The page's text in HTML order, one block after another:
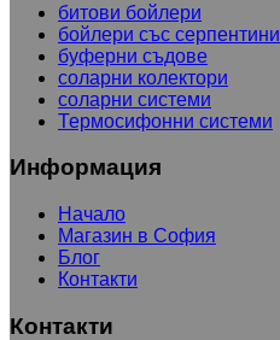
битови бойлери
бойлери със серпентини
буферни съдове
соларни колектори
соларни системи
Термосифонни системи
Информация
Начало
Магазин в София
Блог
Контакти
Контакти